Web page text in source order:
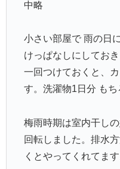
中略
小さい部屋で 雨の日
けっぱなしにしてお
一回つけておくと、
す。洗濯物1日分 も
梅雨時期は室内干し
回転しました。排水
くとやってくれてます